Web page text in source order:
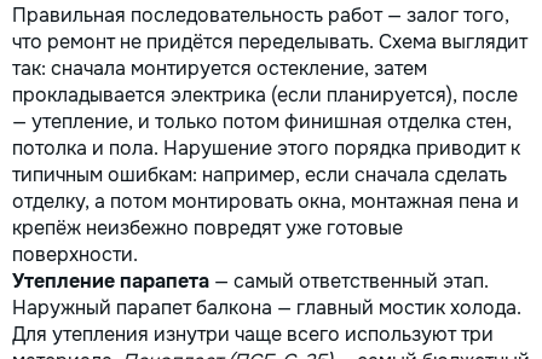
Правильная последовательность работ — залог того,
что ремонт не придётся переделывать. Схема выглядит
так: сначала монтируется остекление, затем
прокладывается электрика (если планируется), после
— утепление, и только потом финишная отделка стен,
потолка и пола. Нарушение этого порядка приводит к
типичным ошибкам: например, если сначала сделать
отделку, а потом монтировать окна, монтажная пена и
крепёж неизбежно повредят уже готовые
поверхности.
Утепление парапета — самый ответственный этап.
Наружный парапет балкона — главный мостик холода.
Для утепления изнутри чаще всего используют три